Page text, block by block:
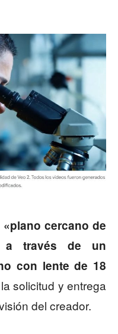
«plano cercano de
a través de un
con lente de 18
solicitud y entrega
del creador.